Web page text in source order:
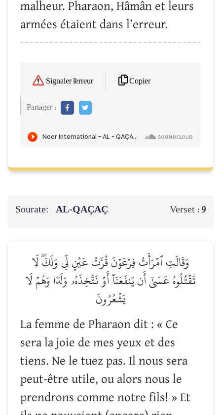
malheur. Pharaon, Hâmân et leurs
armées étaient dans l’erreur.
Signaler l'erreur Copier
Partager :
Sourate: AL-QAÇAÇ Verset : 9
وَقَالَتِ ٱمۡرَأَتُ فِرۡعَوۡنَ قُرَّتُ عَيۡنٖ لِّي وَلَكَۖ لَا
تَقۡتُلُوهُ عَسَىٰٓ أَن يَنفَعَنَآ أَوۡ نَتَّخِذَهُۥ وَلَدٗا وَهُمۡ لَا
يَشۡعُرُونَ
La femme de Pharaon dit : « Ce
sera la joie de mes yeux et des
tiens. Ne le tuez pas. Il nous sera
peut-être utile, ou alors nous le
prendrons comme notre fils! » Et